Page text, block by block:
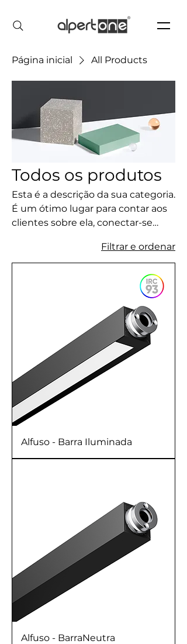
Página inicial All Products
Todos os produtos
Esta é a descrição da sua categoria.
É um ótimo lugar para contar aos
clientes sobre ela, conectar-se
atenção para seus produtos.
Filtrar e ordenar
Alfuso - Barra Iluminada
Alfuso - BarraNeutra